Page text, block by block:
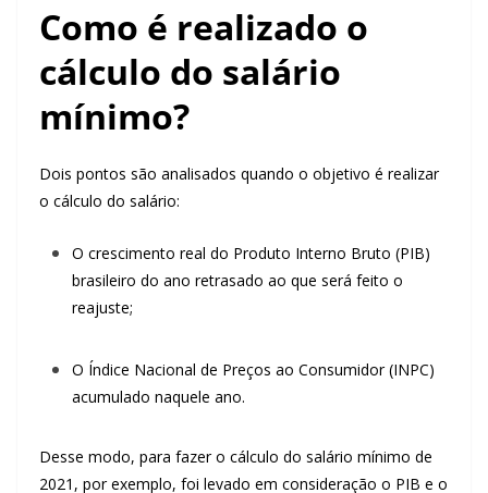
Como é realizado o
cálculo do salário
mínimo?
Dois pontos são analisados quando o objetivo é realizar
o cálculo do salário:
O crescimento real do Produto Interno Bruto (PIB)
brasileiro do ano retrasado ao que será feito o
reajuste;
O Índice Nacional de Preços ao Consumidor (INPC)
acumulado naquele ano.
Desse modo, para fazer o cálculo do salário mínimo de
2021, por exemplo, foi levado em consideração o PIB e o